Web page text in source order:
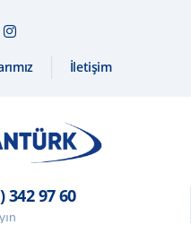
İletişim
342 97 60